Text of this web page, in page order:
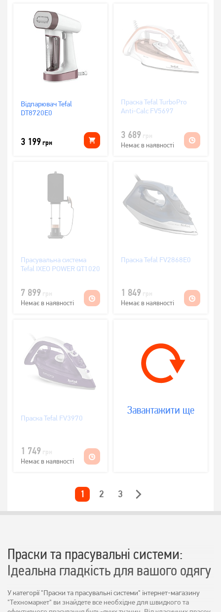
Відпарювач Tefal
DT8720E0
3 199грн
Праска Tefal TurboPro
Anti-Calc FV5697
3 689
Немає в наявності
Прасувальна система
Tefal IXEO POWER QT1020
7 899
Немає в наявності
Праска Tefal FV2868E0
1 849
Немає в наявності
Праска Tefal FV3970
1 749
Немає в наявності
Завантажити ще
1 2 3
Праски та прасувальні системи:
Ідеальна гладкість для вашого одягу
У категорії "Праски та прасувальні системи" інтернет-магазину
"Техномаркет" ви знайдете все необхідне для швидкого та